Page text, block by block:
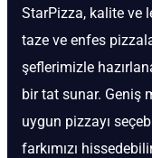
StarPizza, kalite ve
taze ve enfes
şeflerimizle
bir tat sunar. Geniş
uygun pizzayı
farkımızı